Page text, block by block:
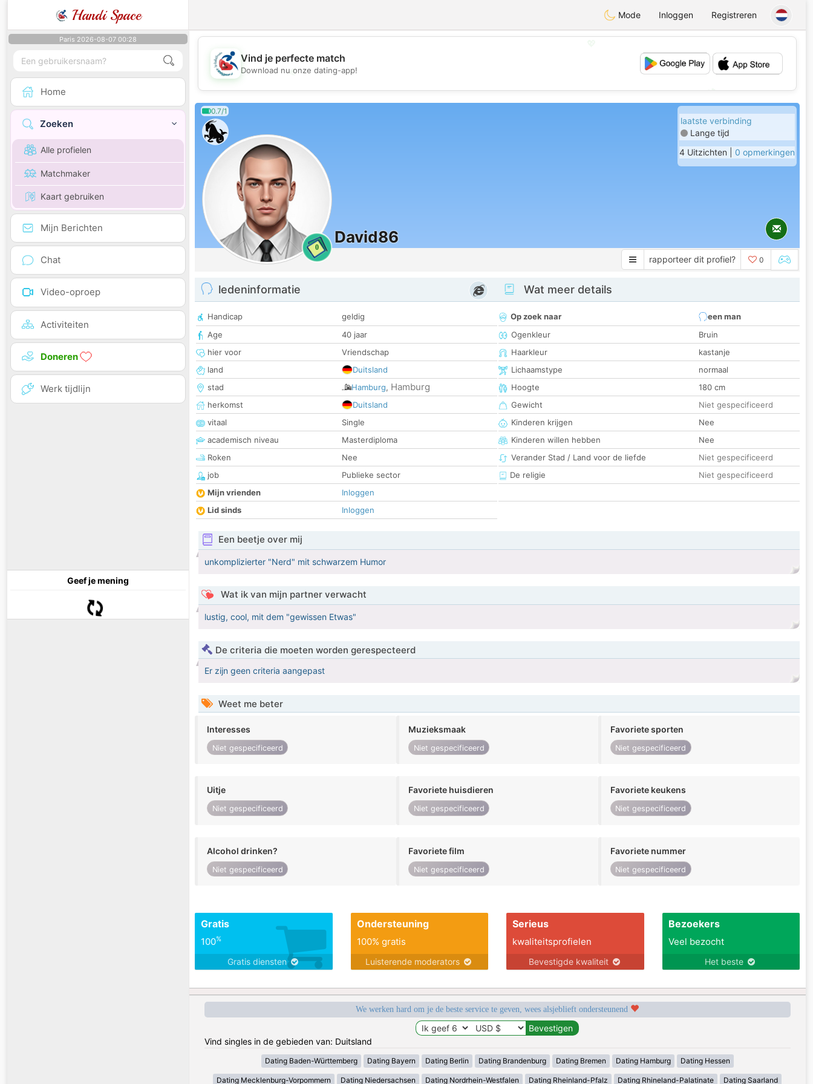
Handi Space Mode Inloggen Registreren
Paris 2026-08-07 00:28
Home
Zoeken
Alle profielen
Matchmaker
Kaart gebruiken
Mijn Berichten
Chat
Video-oproep
Activiteiten
Doneren
Werk tijdlijn
Geef je mening
💖
💕
Vind je perfecte match
Download nu onze dating-app!
0.7/1
0
David86
laatste verbinding
Lange tijd
4 Uitzichten | 0 opmerkingen
rapporteer dit profiel? 0
ledeninformatie
Handicap
geldig
Age
40 jaar
hier voor
Vriendschap
land
Duitsland
stad
Hamburg, Hamburg
herkomst
Duitsland
vitaal
Single
academisch niveau
Masterdiploma
Roken
Nee
job
Publieke sector
Mijn vrienden
Inloggen
Lid sinds
Inloggen
Wat meer details
Op zoek naar
een man
Ogenkleur
Bruin
Haarkleur
kastanje
Lichaamstype
normaal
Hoogte
180 cm
Gewicht
Niet gespecificeerd
Kinderen krijgen
Nee
Kinderen willen hebben
Nee
Verander Stad / Land voor de liefde
Niet gespecificeerd
De religie
Niet gespecificeerd
Een beetje over mij
unkomplizierter "Nerd" mit schwarzem Humor
Wat ik van mijn partner verwacht
lustig, cool, mit dem "gewissen Etwas"
De criteria die moeten worden gerespecteerd
Er zijn geen criteria aangepast
Weet me beter
Interesses
Niet gespecificeerd
Muzieksmaak
Niet gespecificeerd
Favoriete sporten
Niet gespecificeerd
Uitje
Niet gespecificeerd
Favoriete huisdieren
Niet gespecificeerd
Favoriete keukens
Niet gespecificeerd
Alcohol drinken?
Niet gespecificeerd
Favoriete film
Niet gespecificeerd
Favoriete nummer
Niet gespecificeerd
Gratis
100%
Gratis diensten
Ondersteuning
100% gratis
Luisterende moderators
Serieus
kwaliteitsprofielen
Bevestigde kwaliteit
Bezoekers
Veel bezocht
Het beste
We werken hard om je de beste service te geven, wees alsjeblieft ondersteunend
Vind singles in de gebieden van: Duitsland
Dating Baden-Württemberg Dating Bayern Dating Berlin Dating Brandenburg Dating Bremen Dating Hamburg Dating Hessen
Dating Mecklenburg-Vorpommern Dating Niedersachsen Dating Nordrhein-Westfalen Dating Rheinland-Pfalz Dating Rhineland-Palatinate Dating Saarland